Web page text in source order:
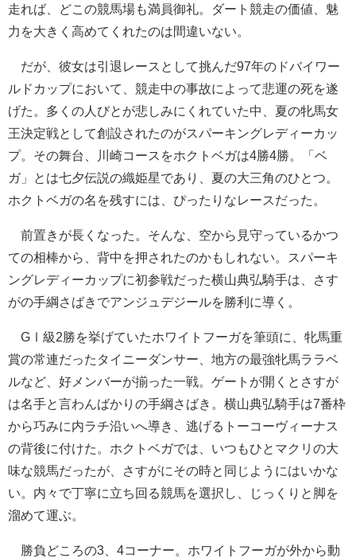
走れば、どこの競馬場も満員御礼。ダート競走の価値、魅
力を大きく高めてくれたのは間違いない。
だが、彼女は引退レースとして挑んだ97年のドバイワー
ルドカップにおいて、競走中の事故によって悲運の死を遂
げた。多くの人びとが悲しみにくれていた中、夏の牝馬女
王決定戦として創設されたのがスパーキングレディーカッ
プ。その舞台、川崎コースをホクトベガは4勝4勝。「ベ
ガ」とは七夕伝説の織姫星であり、夏の大三角のひとつ。
ホクトベガの名を残すには、ぴったりなレースだった。
前置きが長くなった。そんな、空から見守っているかつ
ての相棒から、背中を押されたのかもしれない。スパーキ
ングレディーカップに初参戦だった横山典弘騎手は、さす
がの手綱さばきでアンジュデジールを勝利に導く。
GⅠ級2勝を挙げていたホワイトフーガを筆頭に、牝馬重
賞の常連だったタイニーダンサー、地方の最強牝馬ララベ
ルなど、好メンバーが揃った一戦。ゲートが開くとさすが
は名手と言わんばかりの手綱さばき。横山典弘騎手は7番枠
から巧みに内ラチ沿いへ導き、逃げるトーコーヴィーナス
の背後に付けた。ホクトベガでは、いつもひとマクリの大
味な競馬だったが、さすがにその時と同じようにはいかな
い。内々で丁寧に立ち回る競馬を選択し、じっくりと脚を
溜めて運ぶ。
勝負どころの3、4コーナー。ホワイトフーガが外から動